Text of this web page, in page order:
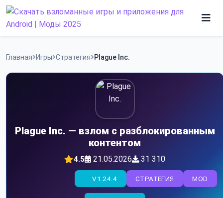
Skip
Программы
Главная Игры Стратегия Plague Inc.
Plague Inc. — взлом с разблокированным
контентом
4.5 21.05.2026 31 310
MOD
СТРАТЕГИЯ
V1.24.4